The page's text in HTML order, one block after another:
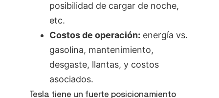
posibilidad de cargar de noche,
etc.
Costos de operación: energía vs.
gasolina, mantenimiento,
desgaste, llantas, y costos
asociados.
Tesla tiene un fuerte posicionamiento